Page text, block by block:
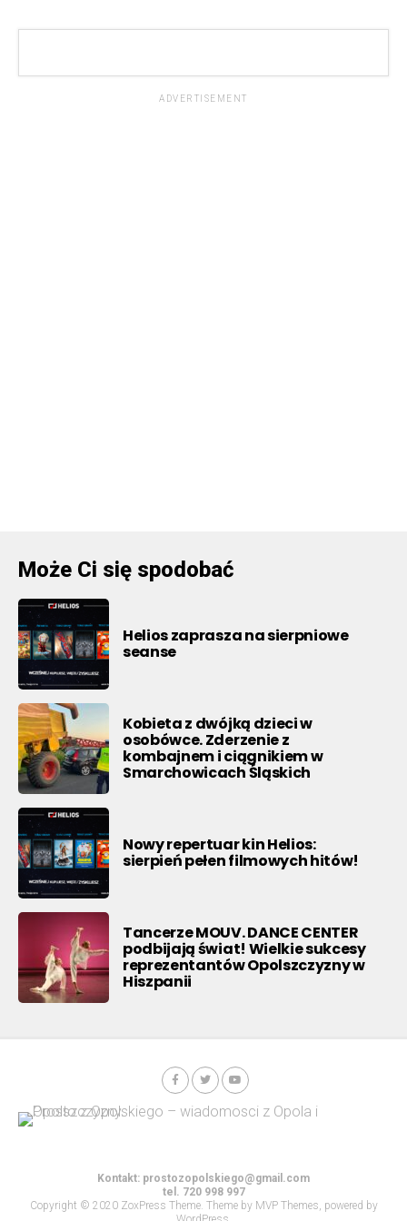
ADVERTISEMENT
Może Ci się spodobać
Helios zaprasza na sierpniowe
seanse
Kobieta z dwójką dzieci w
osobówce. Zderzenie z
kombajnem i ciągnikiem w
Smarchowicach Śląskich
Nowy repertuar kin Helios:
sierpień pełen filmowych hitów!
Tancerze MOUV. DANCE CENTER
podbijają świat! Wielkie sukcesy
reprezentantów Opolszczyzny w
Hiszpanii
Kontakt: prostozopolskiego@gmail.com
tel. 720 998 997
Copyright © 2020 ZoxPress Theme. Theme by MVP Themes, powered by